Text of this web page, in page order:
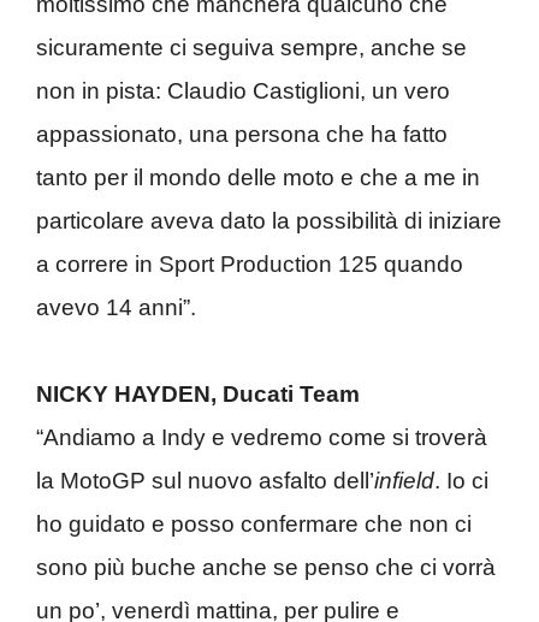
sicuramente ci seguiva sempre, anche se
non in pista: Claudio Castiglioni, un vero
appassionato, una persona che ha fatto
tanto per il mondo delle moto e che a me in
particolare aveva dato la possibilità di iniziare
a correre in Sport Production 125 quando
avevo 14 anni”.
NICKY HAYDEN, Ducati Team
“Andiamo a Indy e vedremo come si troverà
la MotoGP sul nuovo asfalto dell’infield. Io ci
ho guidato e posso confermare che non ci
sono più buche anche se penso che ci vorrà
un po’, venerdì mattina, per pulire e